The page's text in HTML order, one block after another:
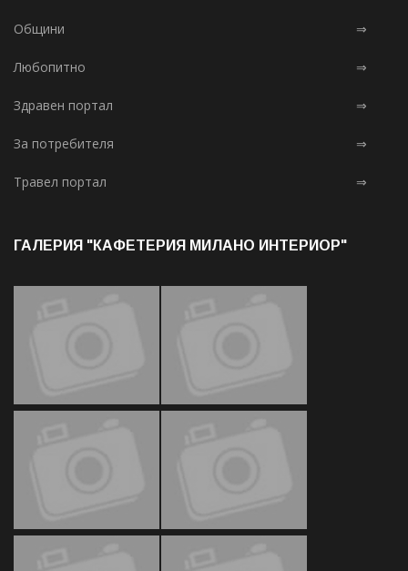
Общини ⇒
Любопитно ⇒
Здравен портал ⇒
За потребителя ⇒
Травел портал ⇒
ГАЛЕРИЯ "КАФЕТЕРИЯ МИЛАНО ИНТЕРИОР"